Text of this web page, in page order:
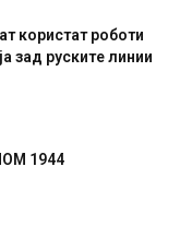
користат роботи
зад руските линии
1944